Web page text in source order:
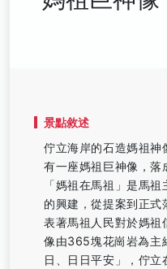
景點敘述
佇立海岸的石造媽祖神
有一座媽祖巨神像，
「媽祖在馬祖」是馬
的興建，從提案到正
表著馬祖人民對於媽祖
像由365塊花崗岩為主
日、日日平安」，佇